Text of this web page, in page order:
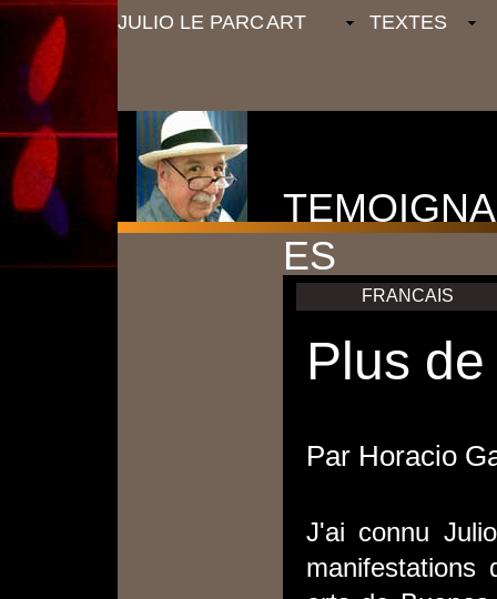
JULIO LE PARCART TEXTES
ES
FRANCAIS
Plus
Par Horacio
J'ai connu
manifestations